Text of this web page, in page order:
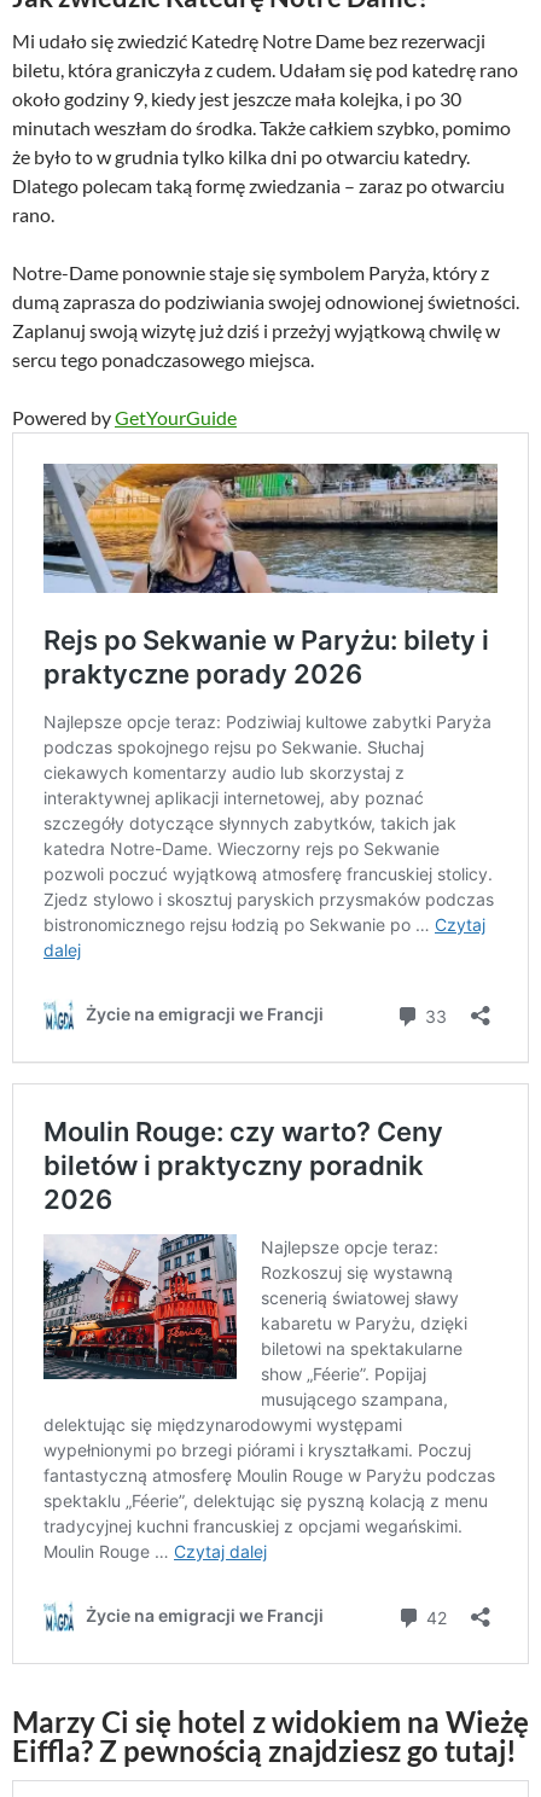
Mi udało się zwiedzić Katedrę Notre Dame bez rezerwacji
biletu, która graniczyła z cudem. Udałam się pod katedrę rano
około godziny 9, kiedy jest jeszcze mała kolejka, i po 30
minutach weszłam do środka. Także całkiem szybko, pomimo
że było to w grudnia tylko kilka dni po otwarciu katedry.
Dlatego polecam taką formę zwiedzania – zaraz po otwarciu
rano.
Notre-Dame ponownie staje się symbolem Paryża, który z
dumą zaprasza do podziwiania swojej odnowionej świetności.
Zaplanuj swoją wizytę już dziś i przeżyj wyjątkową chwilę w
sercu tego ponadczasowego miejsca.
Powered byGetYourGuide
Marzy Ci się hotel z widokiem na Wieżę
Eiffla? Z pewnością znajdziesz go tutaj!